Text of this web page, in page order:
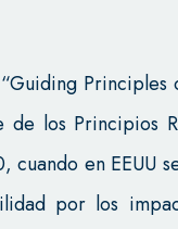
Principles
de los Principios
cuando en EEUU
por los